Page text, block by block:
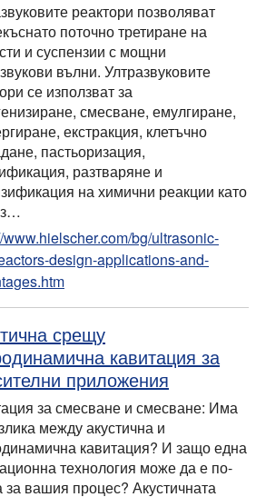
реактори позволяват
поточно третиране на
и суспензии с мощни
вълни. Ултразвуковите
се използват за
смесване, емулгиране,
екстракция, клетъчно
пастьоризация,
разтваряне и
на химични реакции като
www.hielscher.com/bg/ultrasonic-
design-applications-and-
срещу
кавитация за
приложения
за смесване и смесване: Има
между акустична и
кавитация? И защо една
технология може да е по-
за вашия процес? Акустичната